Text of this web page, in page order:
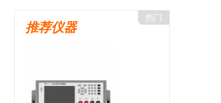
热门
推荐仪器